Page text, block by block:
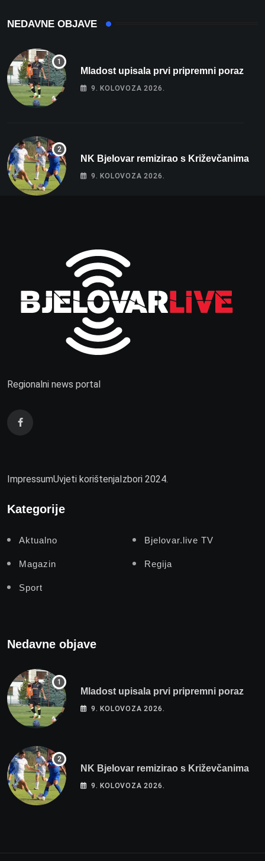
NEDAVNE OBJAVE
Mladost upisala prvi pripremni poraz
9. KOLOVOZA 2026.
NK Bjelovar remizirao s Križevčanima
9. KOLOVOZA 2026.
Regionalni news portal
ImpressumUvjeti korištenjaIzbori 2024.
Kategorije
Aktualno Bjelovar.live TV
Magazin Regija
Sport
Nedavne objave
Mladost upisala prvi pripremni poraz
9. KOLOVOZA 2026.
NK Bjelovar remizirao s Križevčanima
9. KOLOVOZA 2026.